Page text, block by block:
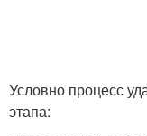
Условно процесс
этапа: